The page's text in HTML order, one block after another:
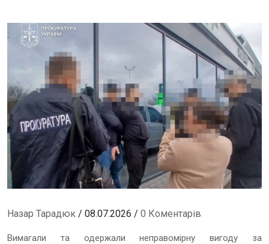
Назар Тарадюк / 08.07.2026 / 0 Коментарів
Вимагали та одержали неправомірну вигоду за